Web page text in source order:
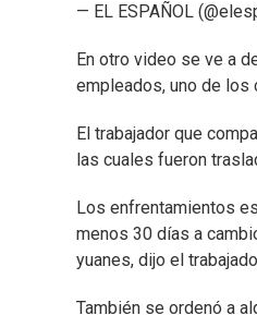
— EL ESPAÑOL
En otro video se ve a
empleados, uno de los
El trabajador que
las cuales fueron
Los enfrentamientos
menos 30 días a
yuanes, dijo el
También se ordenó a